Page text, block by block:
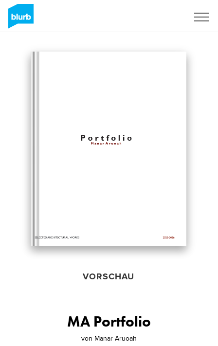
VORSCHAU
MA Portfolio
von Manar Aruoah